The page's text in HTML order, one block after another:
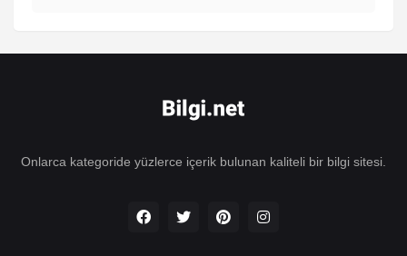
Onlarca kategoride yüzlerce içerik bulunan kaliteli bir bilgi sitesi.